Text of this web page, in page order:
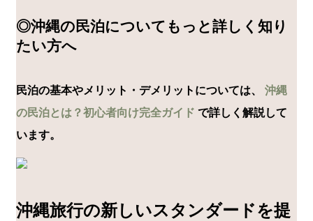
◎沖縄の民泊についてもっと詳しく知り
たい方へ
民泊の基本やメリット・デメリットについては、 沖縄
の民泊とは？初心者向け完全ガイド で詳しく解説して
います。
沖縄旅行の新しいスタンダードを提